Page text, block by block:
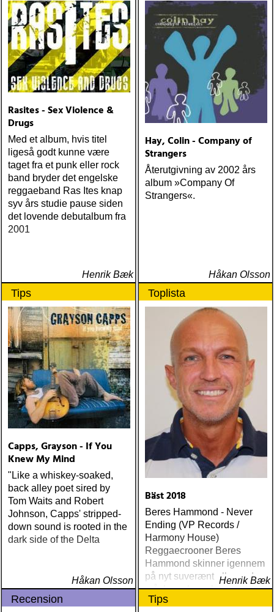
ÅRETS SKILSMÄSSA:
amy speace : the killer in
me (wildflower) ÅRETS
WILLIE NELSON; bob
cheevers : tall texas tales
(inbred) ÅRETS PLATTA,
ALLA KATEGORIER, HELT
ENKELT: citizen k : meet
citizen k (paraply) ÅRETS
MANLIGA RÖST: clarence
bucaro : new orleans
(hyena) ÅRETS GILLIAN
WELCH: dave rawlings
machine : a friend of a
friend (acony) ÅRETS
MEST UNDANGÖMDA:
david mead : almost &
always (david mead)
ÅRETS FLEET
ÅRETS 'LILLA' PAUL
SIMON: harper simon :
harper simon (tulsi) ÅRETS
JD SOUTHER: iain
matthews : joy mining
(matrix) ÅRETS FANBASE-
PROJEKT: jill sobule :
california years (pinko)
ÅRETS GUY CLARK: keith
miles : beyond the
headlights (house of trout)
ÅRETS
AMERICA/BYRDS/EAGLES/JAYHAWKS:
(tapete) ÅRETS
SUPERGRUPP: monsters
of folk : monsters of folk
(rough trade) ÅRETS T-
BONE BURNETT:
moonalice : moonalice (a
minor label) ÅRETS
STÖRSTA, VÄRSTA,
(reprise) ÅRETS GRAM &
EMMYLOU: sugarcane
jane : sugarcane jane
Rasites - Sex Violence &
Drugs
Med et album, hvis titel
ligeså godt kunne være
taget fra et punk eller rock
band bryder det engelske
reggaeband Ras Ites knap
syv års studie pause siden
det lovende debutalbum fra
2001
Henrik Bæk
Hay, Colin - Company of
Strangers
Återutgivning av 2002 års
album »Company Of
Strangers«.
Håkan Olsson
Tips
Capps, Grayson - If You
Knew My Mind
"Like a whiskey-soaked,
back alley poet sired by
Tom Waits and Robert
Johnson, Capps' stripped-
down sound is rooted in the
dark side of the Delta
Håkan Olsson
Toplista
Bäst 2018
Beres Hammond - Never
Ending (VP Records /
Harmony House)
Reggaecrooner Beres
Hammond skinner igennem
på nyt suverænt album, der
måske er hans bedste
gennem tiderne
Henrik Bæk
Recension Tips